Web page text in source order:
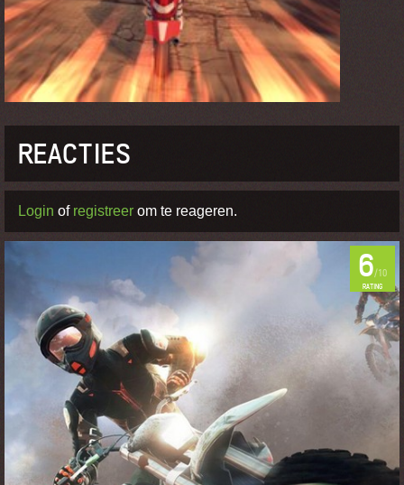
REACTIES
Login of registreer om te reageren.
RATING
6/10